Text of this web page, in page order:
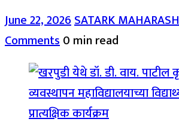
June 22, 2026SATARK
Comments0 min read